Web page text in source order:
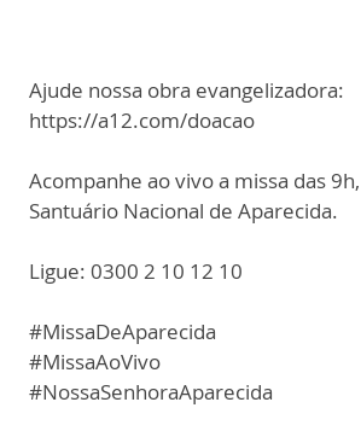
Ajude nossa obra evangelizadora:
https://a12.com/doacao
Acompanhe ao vivo a missa das
Santuário Nacional de Aparecida.
Ligue: 0300 2 10 12 10
#MissaDeAparecida
#MissaAoVivo
#NossaSenhoraAparecida